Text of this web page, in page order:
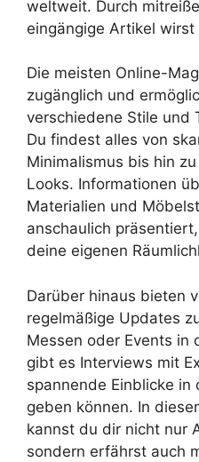
weltweit. Durch
eingängige Artikel
Die meisten Online-
zugänglich und
verschiedene Stile und
Du findest alles von
Minimalismus bis hin
Looks. Informationen
Materialien und
anschaulich
deine eigenen
Darüber hinaus bieten
regelmäßige Updates
Messen oder Events in
gibt es Interviews mit
spannende Einblicke in
geben können. In
kannst du dir nicht nur
sondern erfährst auch